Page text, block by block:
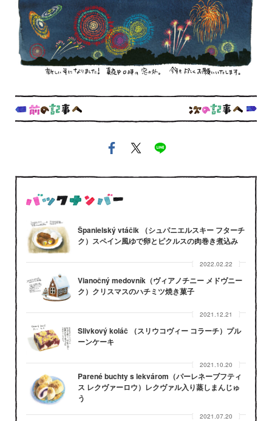
Španielský vtáčik （シュパニエルスキー フターチ
ク）スペイン風ゆで卵とピクルスの肉巻き煮込み
2022.02.22
Vianočný medovník（ヴィアノチニー メドヴニー
ク）クリスマスのハチミツ焼き菓子
2021.12.21
Slivkový koláč （スリウコヴィー コラーチ）プル
ーンケーキ
2021.10.20
Parené buchty s lekvárom（パーレネーブフティ
ス レクヴァーロウ）レクヴァル入り蒸しまんじゅ
う
2021.07.20